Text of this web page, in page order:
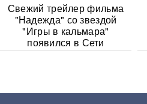
Свежий трейлер фильма
"Надежда" со звездой
"Игры в кальмара"
появился в Сети